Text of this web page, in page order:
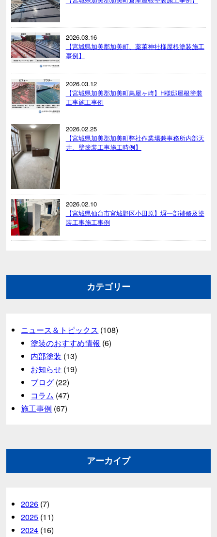
2026.03.16
【宮城県加美郡加美町、薬萊神社様屋根塗装施工
事例】
2026.03.12
【宮城県加美郡加美町鳥屋ヶ崎】H様邸屋根塗装
工事施工事例
2026.02.25
【宮城県加美郡加美町弊社作業場兼事務所内部天
井、壁塗装工事施工時例】
2026.02.10
【宮城県仙台市宮城野区小田原】塀一部補修及塗
装工事施工事例
カテゴリー
ニュース＆トピックス (108)
塗装のおすすめ情報 (6)
内部塗装 (13)
お知らせ (19)
ブログ (22)
コラム (47)
施工事例 (67)
アーカイブ
2026 (7)
2025 (11)
2024 (16)